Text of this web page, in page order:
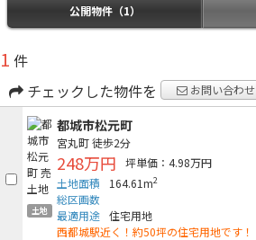
公開物件（1）
1 件
チェックした物件を
お問い合わせ
土地
都城市松元町
宮丸町徒歩2分
248万円
坪単価：4.98万円
土地面積
164.61m2
総区画数
最適用途 住宅用地
西都城駅近く！約50坪の住宅用地です！